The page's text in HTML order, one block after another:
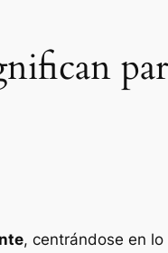
, centrándose en